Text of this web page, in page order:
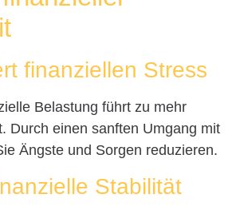
finanziellen Stress
Belastung führt zu mehr
Durch einen sanften Umgang mit
Ängste und Sorgen reduzieren.
Stabilität